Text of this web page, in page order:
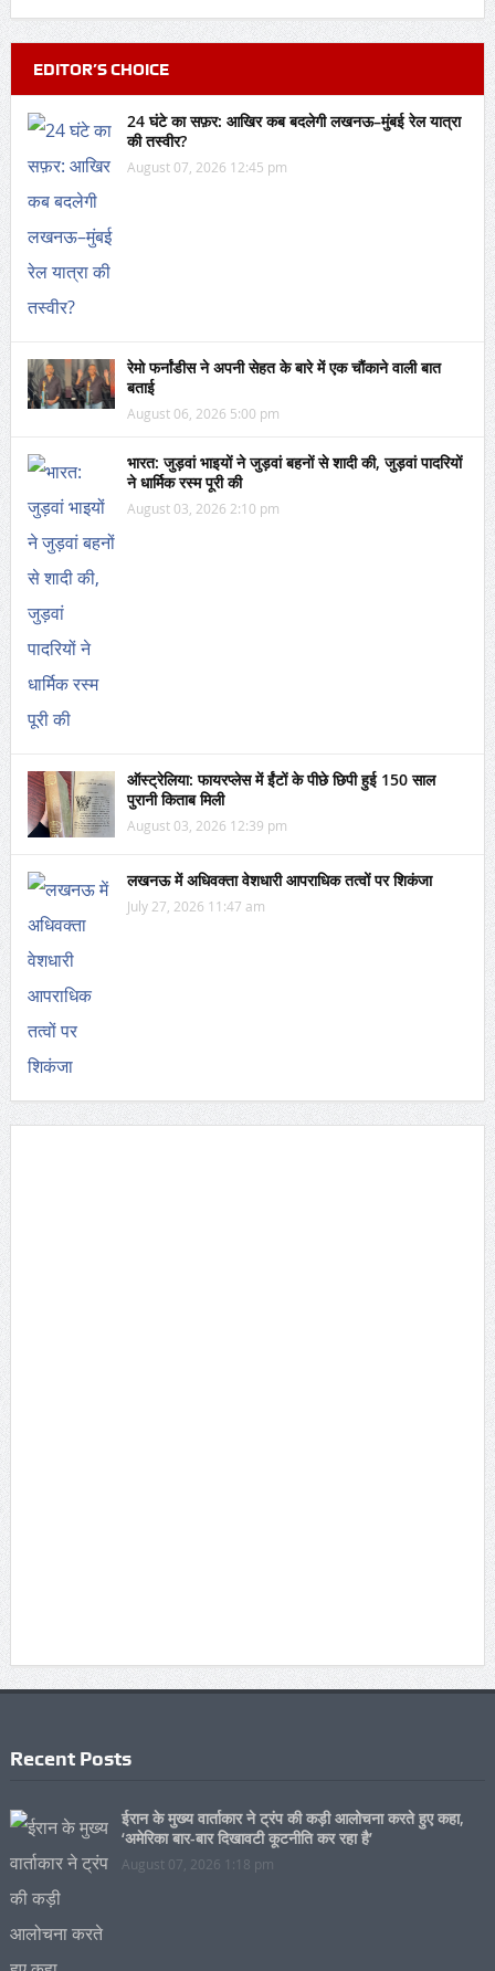
EDITOR’S CHOICE
24 घंटे का सफ़र: आखिर कब बदलेगी लखनऊ–मुंबई रेल यात्रा
की तस्वीर?
August 07, 2026 12:45 pm
रेमो फर्नांडीस ने अपनी सेहत के बारे में एक चौंकाने वाली बात
बताई
August 06, 2026 5:00 pm
भारत: जुड़वां भाइयों ने जुड़वां बहनों से शादी की, जुड़वां पादरियों
ने धार्मिक रस्म पूरी की
August 03, 2026 2:10 pm
ऑस्ट्रेलिया: फायरप्लेस में ईंटों के पीछे छिपी हुई 150 साल
पुरानी किताब मिली
August 03, 2026 12:39 pm
लखनऊ में अधिवक्ता वेशधारी आपराधिक तत्वों पर शिकंजा
July 27, 2026 11:47 am
Recent Posts
ईरान के मुख्य वार्ताकार ने ट्रंप की कड़ी आलोचना करते हुए कहा,
‘अमेरिका बार-बार दिखावटी कूटनीति कर रहा है’
August 07, 2026 1:18 pm